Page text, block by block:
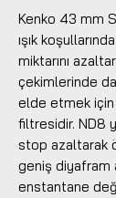
Kenko 43 mm
ışık
miktarını
çekimlerinde
elde etmek için
filtresidir. ND8
stop azaltarak
geniş diyafram
enstantane